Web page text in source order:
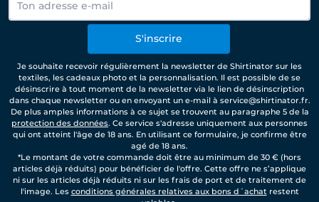
S'inscrire
Je souhaite recevoir régulièrement la newsletter de Shirtinator sur les
textiles, les cadeaux photo et la personnalisation. Il est possible de se
désinscrire à tout moment de la newsletter via le lien de désinscription
dans chaque newsletter ou en envoyant un e-mail à service@shirtinator.fr.
De plus amples informations à ce sujet se trouvent au paragraphe 5 de la
protection des données. Ce service s'adresse uniquement aux personnes
qui ont atteint l'âge de 18 ans. En utilisant ce formulaire, je confirme être
agé de 18 ans.
*Le montant de votre commande doit être au minimum de 30 € (hors
articles déjà réduits) pour bénéficier de l'offre. Cette offre ne s’applique
ni sur les articles déjà réduits ni sur les frais de port et de traitement de
l'image. Les conditions générales relatives aux bons d´achatrestent